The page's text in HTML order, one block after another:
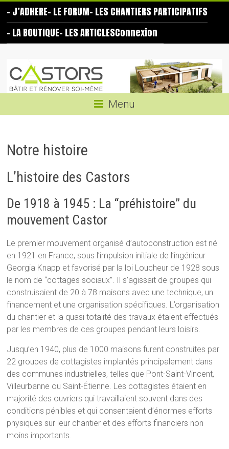
content
– J’ADHERE– LE FORUM– LES CHANTIERS PARTICIPATIFS
– LA BOUTIQUE– LES ARTICLESConnexion
Castors
même
Menu
Notre histoire
L’histoire des Castors
De 1918 à 1945 : La “préhistoire” du
mouvement Castor
Le premier mouvement organisé d’autoconstruction est né
en 1921 en France, sous l’impulsion initiale de l’ingénieur
Georgia Knapp et favorisé par la loi Loucheur de 1928 sous
le nom de “cottages sociaux”. Il s’agissait de groupes qui
construisaient de 20 à 78 maisons avec une technique, un
financement et une organisation spécifiques. L’organisation
du chantier et la quasi totalité des travaux étaient effectués
par les membres de ces groupes pendant leurs loisirs.
Jusqu’en 1940, plus de 1000 maisons furent construites par
22 groupes de cottagistes implantés principalement dans
des communes industrielles, telles que Pont-Saint-Vincent,
Villeurbanne ou Saint-Étienne. Les cottagistes étaient en
majorité des ouvriers qui travaillaient souvent dans des
conditions pénibles et qui consentaient d’énormes efforts
physiques sur leur chantier et des efforts financiers non
moins importants.